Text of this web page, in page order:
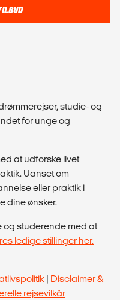
studie- og
for unge og
at udforske livet
Uanset om
eller praktik i
dine ønsker.
studerende med at
ledige stillinger her.
| Disclaimer &
rejsevilkår